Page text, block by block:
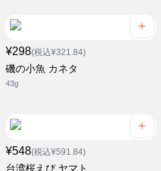
¥298(税込¥321.84)
磯の小魚 カネタ
43g
¥548(税込¥591.84)
台湾桜えび ヤマト